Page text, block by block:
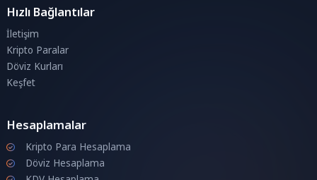
Hızlı Bağlantılar
İletişim
Kripto Paralar
Döviz Kurları
Keşfet
Hesaplamalar
Kripto Para Hesaplama
Döviz Hesaplama